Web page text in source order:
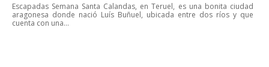
Escapadas Semana Santa Calandas, en Teruel, es una bonita ciudad
aragonesa donde nació Luís Buñuel, ubicada entre dos ríos y que
cuenta con una...